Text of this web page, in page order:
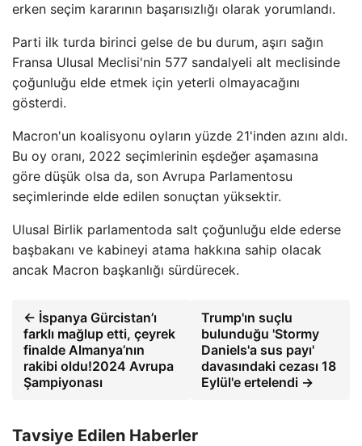
erken seçim kararının başarısızlığı olarak yorumlandı.
Parti ilk turda birinci gelse de bu durum, aşırı sağın
Fransa Ulusal Meclisi'nin 577 sandalyeli alt meclisinde
çoğunluğu elde etmek için yeterli olmayacağını
gösterdi.
Macron'un koalisyonu oyların yüzde 21'inden azını aldı.
Bu oy oranı, 2022 seçimlerinin eşdeğer aşamasına
göre düşük olsa da, son Avrupa Parlamentosu
seçimlerinde elde edilen sonuçtan yüksektir.
Ulusal Birlik parlamentoda salt çoğunluğu elde ederse
başbakanı ve kabineyi atama hakkına sahip olacak
ancak Macron başkanlığı sürdürecek.
← İspanya Gürcistan’ı
farklı mağlup etti, çeyrek
finalde Almanya’nın
rakibi oldu!2024 Avrupa
Şampiyonası
Trump'ın suçlu
bulunduğu 'Stormy
Daniels'a sus payı'
davasındaki cezası 18
Eylül'e ertelendi →
Tavsiye Edilen Haberler